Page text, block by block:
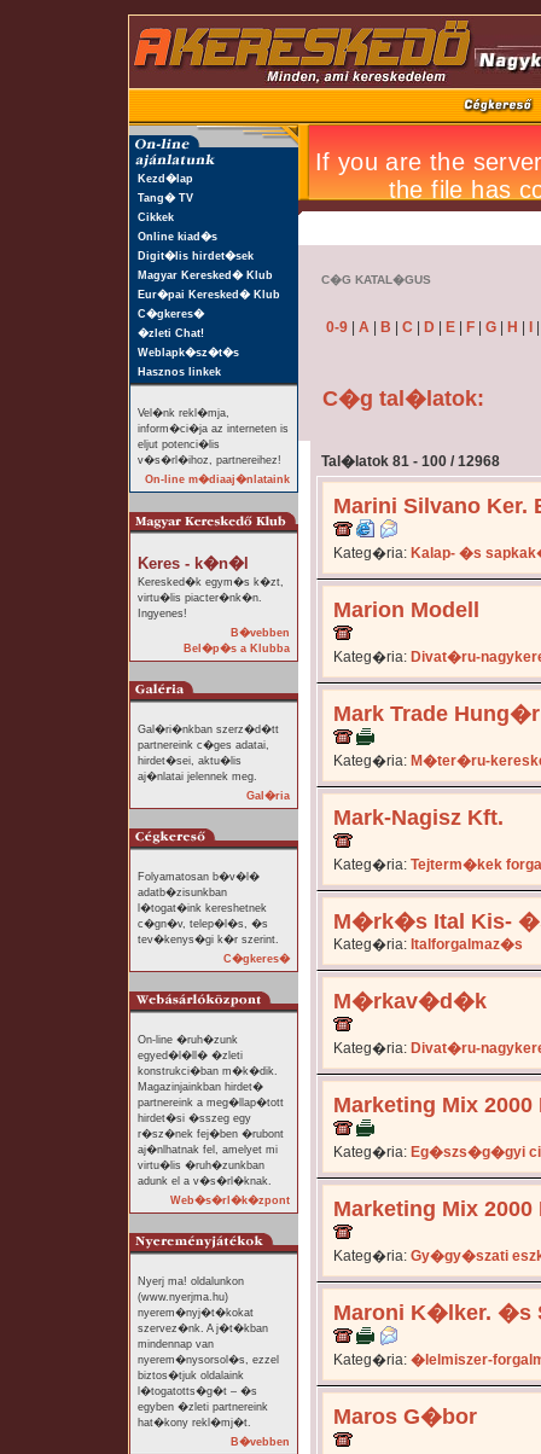
Kezd�lap
Tang� TV
Cikkek
Online kiad�s
Digit�lis hirdet�sek
Magyar Keresked� Klub
Eur�pai Keresked� Klub
C�gkeres�
�zleti Chat!
Weblapk�sz�t�s
Hasznos linkek
Vel�nk rekl�mja,
inform�ci�ja az interneten is
eljut potenci�lis
v�s�rl�ihoz, partnereihez!
On-line m�diaaj�nlataink
Keres - k�n�l
Keresked�k egym�s k�zt,
virtu�lis piacter�nk�n.
Ingyenes!
B�vebben
Bel�p�s a Klubba
Gal�ri�nkban szerz�d�tt
partnereink c�ges adatai,
hirdet�sei, aktu�lis
aj�nlatai jelennek meg.
Gal�ria
Folyamatosan b�v�l�
adatb�zisunkban
l�togat�ink kereshetnek
c�gn�v, telep�l�s, �s
tev�kenys�gi k�r szerint.
C�gkeres�
On-line �ruh�zunk
egyed�l�ll� �zleti
konstrukci�ban m�k�dik.
Magazinjainkban hirdet�
partnereink a meg�llap�tott
hirdet�si �sszeg egy
r�sz�nek fej�ben �rubont
aj�nlhatnak fel, amelyet mi
virtu�lis �ruh�zunkban
adunk el a v�s�rl�knak.
Web�s�rl�k�zpont
Nyerj ma! oldalunkon
(www.nyerjma.hu)
nyerem�nyj�t�kokat
szervez�nk. A j�t�kban
mindennap van
nyerem�nysorsol�s, ezzel
biztos�tjuk oldalaink
l�togatotts�g�t – �s
egyben �zleti partnereink
hat�kony rekl�mj�t.
B�vebben
C�G KATAL�GUS
0-9 A B C D E F G H
C�g tal�latok:
Tal�latok 81 - 100 / 12968
Marini Silvano Ker.
Kateg�ria: Kalap- �s
Marion Modell
Kateg�ria: Divat�ru-
Mark Trade
Kateg�ria: M�ter�ru-
Mark-Nagisz Kft.
Kateg�ria: Tejterm�kek
M�rk�s Ital Kis-
Kateg�ria: Italforgalmaz�s
M�rkav�d�k
Kateg�ria: Divat�ru-
Marketing Mix 2000
Kateg�ria: Eg�szs�g�gyi
Marketing Mix 2000
Kateg�ria: Gy�gy�szati
Maroni K�lker. �s
Kateg�ria: �lelmiszer-
Maros G�bor